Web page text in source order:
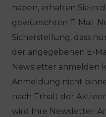
haben, erhalten Sie in
gewünschten E-Mail-
Sicherstellung, dass
der angegebenen E-
Newsletter anmelden
Anmeldung nicht
nach Erhalt der
wird Ihre Newsletter-